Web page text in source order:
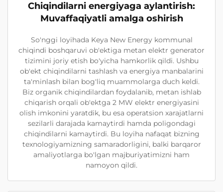
Chiqindilarni energiyaga aylantirish:
Muvaffaqiyatli amalga oshirish
So'nggi loyihada Keya New Energy kommunal
chiqindi boshqaruvi ob'ektiga metan elektr generator
tizimini joriy etish bo'yicha hamkorlik qildi. Ushbu
ob'ekt chiqindilarni tashlash va energiya manbalarini
ta'minlash bilan bog'liq muammolarga duch keldi.
Biz organik chiqindilardan foydalanib, metan ishlab
chiqarish orqali ob'ektga 2 MW elektr energiyasini
olish imkonini yaratdik, bu esa operatsion xarajatlarni
sezilarli darajada kamaytirdi hamda poligondagi
chiqindilarni kamaytirdi. Bu loyiha nafaqat bizning
texnologiyamizning samaradorligini, balki barqaror
amaliyotlarga bo'lgan majburiyatimizni ham
namoyon qildi.